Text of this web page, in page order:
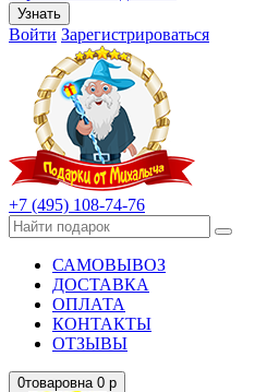
Узнать
Войти Зарегистрироваться
+7 (495) 108-74-76
САМОВЫВОЗ
ДОСТАВКА
ОПЛАТА
КОНТАКТЫ
ОТЗЫВЫ
0товаровна 0 р